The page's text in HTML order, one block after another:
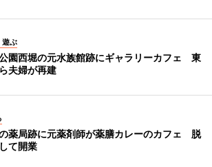
遊ぶ
園西堀の元水族館跡にギャラリーカフェ 東
夫婦が再建
薬局跡に元薬剤師が薬膳カレーのカフェ 脱
て開業